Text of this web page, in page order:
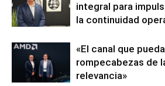
integral para
la continuidad
«El canal que
rompecabezas de
relevancia»